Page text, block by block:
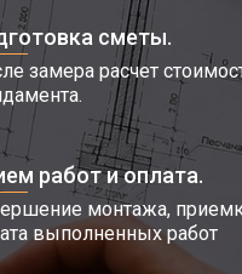
сметы.
замера расчет
работ и оплата.
монтажа,
выполненных работ